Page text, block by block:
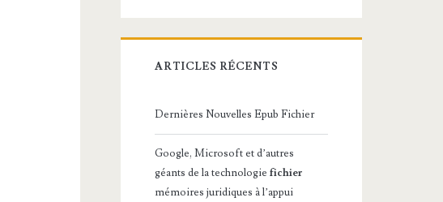
ARTICLES RÉCENTS
Dernières Nouvelles Epub Fichier
Google, Microsoft et d’autres
géants de la technologiefichier
mémoires juridiques à l’appui